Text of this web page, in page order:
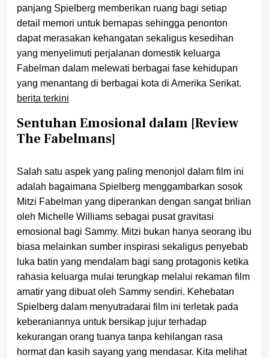
panjang Spielberg memberikan ruang bagi setiap
detail memori untuk bernapas sehingga penonton
dapat merasakan kehangatan sekaligus kesedihan
yang menyelimuti perjalanan domestik keluarga
Fabelman dalam melewati berbagai fase kehidupan
yang menantang di berbagai kota di Amerika Serikat.
berita terkini
Sentuhan Emosional dalam [Review
The Fabelmans]
Salah satu aspek yang paling menonjol dalam film ini
adalah bagaimana Spielberg menggambarkan sosok
Mitzi Fabelman yang diperankan dengan sangat brilian
oleh Michelle Williams sebagai pusat gravitasi
emosional bagi Sammy. Mitzi bukan hanya seorang ibu
biasa melainkan sumber inspirasi sekaligus penyebab
luka batin yang mendalam bagi sang protagonis ketika
rahasia keluarga mulai terungkap melalui rekaman film
amatir yang dibuat oleh Sammy sendiri. Kehebatan
Spielberg dalam menyutradarai film ini terletak pada
keberaniannya untuk bersikap jujur terhadap
kekurangan orang tuanya tanpa kehilangan rasa
hormat dan kasih sayang yang mendasar. Kita melihat